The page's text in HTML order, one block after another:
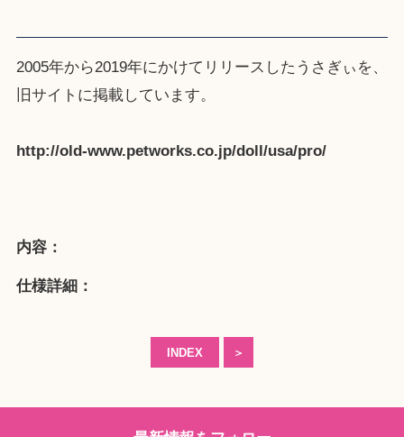
2005年から2019年にかけてリリースしたうさぎぃを、
旧サイト に掲載しています。
http://old-www.petworks.co.jp/doll/usa/pro/
内容：
仕様詳細：
INDEX ＞